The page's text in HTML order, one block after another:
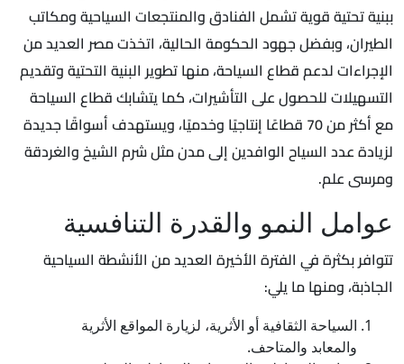
ببنية تحتية قوية تشمل الفنادق والمنتجعات السياحية ومكاتب
الطيران، وبفضل جهود الحكومة الحالية، اتخذت مصر العديد من
الإجراءات لدعم قطاع السياحة، منها تطوير البنية التحتية وتقديم
التسهيلات للحصول على التأشيرات، كما يتشابك قطاع السياحة
مع أكثر من 70 قطاعًا إنتاجيًا وخدميًا، ويستهدف أسواقًا جديدة
لزيادة عدد السياح الوافدين إلى مدن مثل شرم الشيخ والغردقة
ومرسى علم.
عوامل النمو والقدرة التنافسية
تتوافر بكثرة في الفترة الأخيرة العديد من الأنشطة السياحية
الجاذبة، ومنها ما يلي:
السياحة الثقافية أو الأثرية، لزيارة المواقع الأثرية
والمعابد والمتاحف.